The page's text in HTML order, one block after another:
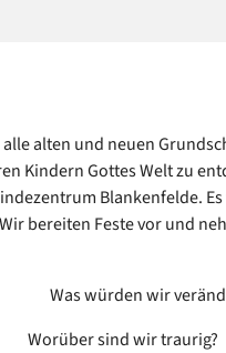
alten und neuen
Kindern Gottes Welt zu
Blankenfelde.
bereiten Feste vor und
Was würden wir
sind wir traurig?